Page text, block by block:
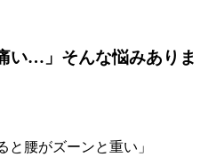
い…」そんな悩みありま
と腰がズーンと重い」